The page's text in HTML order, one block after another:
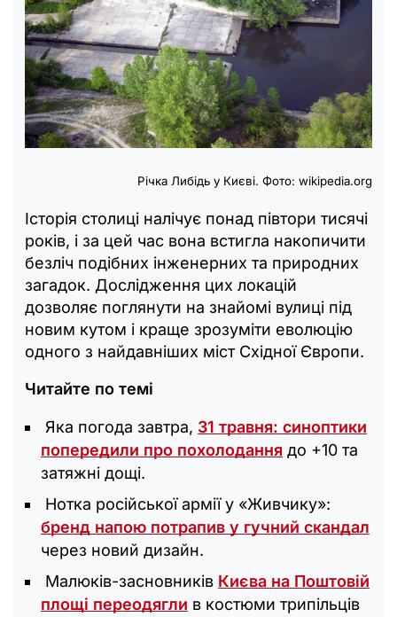
Річка Либідь у Києві. Фото: wikipedia.org
Історія столиці налічує понад півтори тисячі
років, і за цей час вона встигла накопичити
безліч подібних інженерних та природних
загадок. Дослідження цих локацій
дозволяє поглянути на знайомі вулиці під
новим кутом і краще зрозуміти еволюцію
одного з найдавніших міст Східної Європи.
Читайте по темі
Яка погода завтра, 31 травня: синоптики
попередили про похолодання до +10 та
затяжні дощі.
Нотка російської армії у «Живчику»:
бренд напою потрапив у гучний скандал
через новий дизайн.
Малюків-засновників Києва на Поштовій
площі переодягли в костюми трипільців